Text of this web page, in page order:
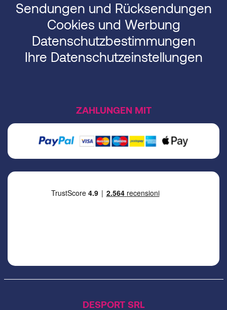
DESPORT SRL
Sendungen und Rücksendungen
Cookies und Werbung
Datenschutzbestimmungen
Ihre Datenschutzeinstellungen
ZAHLUNGEN MIT